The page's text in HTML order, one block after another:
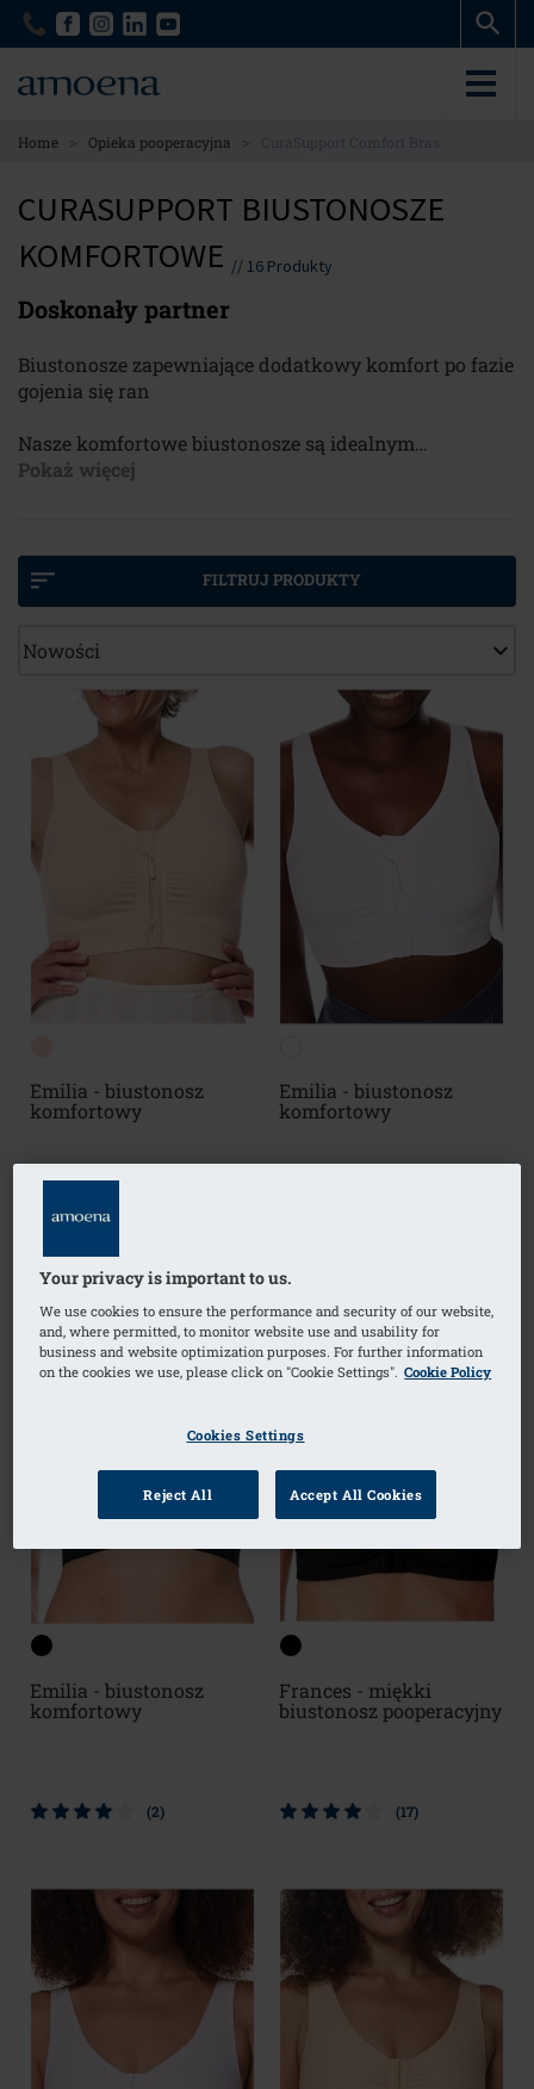
Skip
content
Skip
content
Home > Opieka pooperacyjna >
CURASUPPORT BIUSTONOSZE
KOMFORTOWE // 16 Produkty
Doskonały partner
Biustonosze zapewniające dodatkowy komfort po fazie
gojenia się ran
Nasze komfortowe biustonosze są idealnym
rozwiązaniem dla pacjentek w fazie pooperacyjnej,
Po fazie gojenia się ran (6-8 tygodni po operacji) skóra i
świeża tkanka bliznowata są nadal bardzo wrażliwe.
możliwe, aby pacjentki od razu zdecydowały się na
Pokaż więcej
FILTRUJ PRODUKTY
Emilia - biustonosz
komfortowy
Emilia - biustonosz
komfortowy
Emilia - biustonosz
komfortowy
(2)
Frances - miękki
biustonosz pooperacyjny
(17)
Your privacy is important to us.
We use cookies to ensure the performance and security of our website,
and, where permitted, to monitor website use and usability for
business and website optimization purposes. For further information
on the cookies we use, please click on "Cookie Settings". Cookie Policy
Cookies Settings
Reject All Accept All Cookies